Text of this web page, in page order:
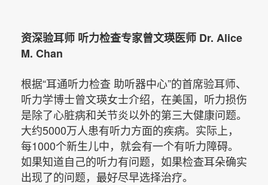
资深验耳师 听力检查专家曾文瑛医师 Dr. Alice
M. Chan
根据“耳通听力检查 助听器中心”的首席验耳师、
听力学博士曾文瑛女士介绍，在美国，听力损伤
是除了心脏病和关节炎以外的第三大健康问题。
大约5000万人患有听力方面的疾病。实际上，
每1000个新生儿中，就会有一个有听力障碍。
如果知道自己的听力有问题，如果检查耳朵确实
出现了的问题，最好尽早选择治疗。